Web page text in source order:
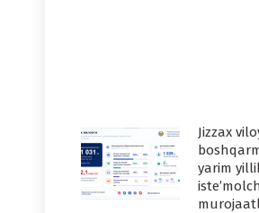
Jizzax
yarim